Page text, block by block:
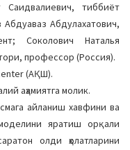
Саидвалиевич, тиббиёт
Абдулахатович,
Соколович Наталья
профессор (Россия).
(АҚШ).
аҳамиятга молик.
айланиш хавфини ва
яратиш орқали
олди ҳолатларини